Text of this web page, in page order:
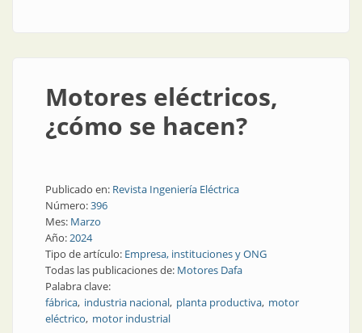
Motores eléctricos,
¿cómo se hacen?
Publicado en: Revista Ingeniería Eléctrica
Número:396
Mes: Marzo
Año:2024
Tipo de artículo: Empresa, instituciones y ONG
Todas las publicaciones de: Motores Dafa
Palabra clave:
fábrica industria nacional planta productiva motor
eléctrico motor industrial